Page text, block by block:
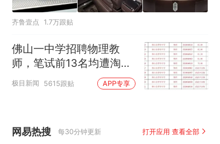
齐鲁壹点 1.7万跟贴
佛山一中学招聘物理教
师，笔试前13名均遭淘
汰？教育局：已叫停招
聘，成立调查组全面核查
极目新闻 5615跟贴 APP专享
网易热搜 每30分钟更新 打开应用 查看全部